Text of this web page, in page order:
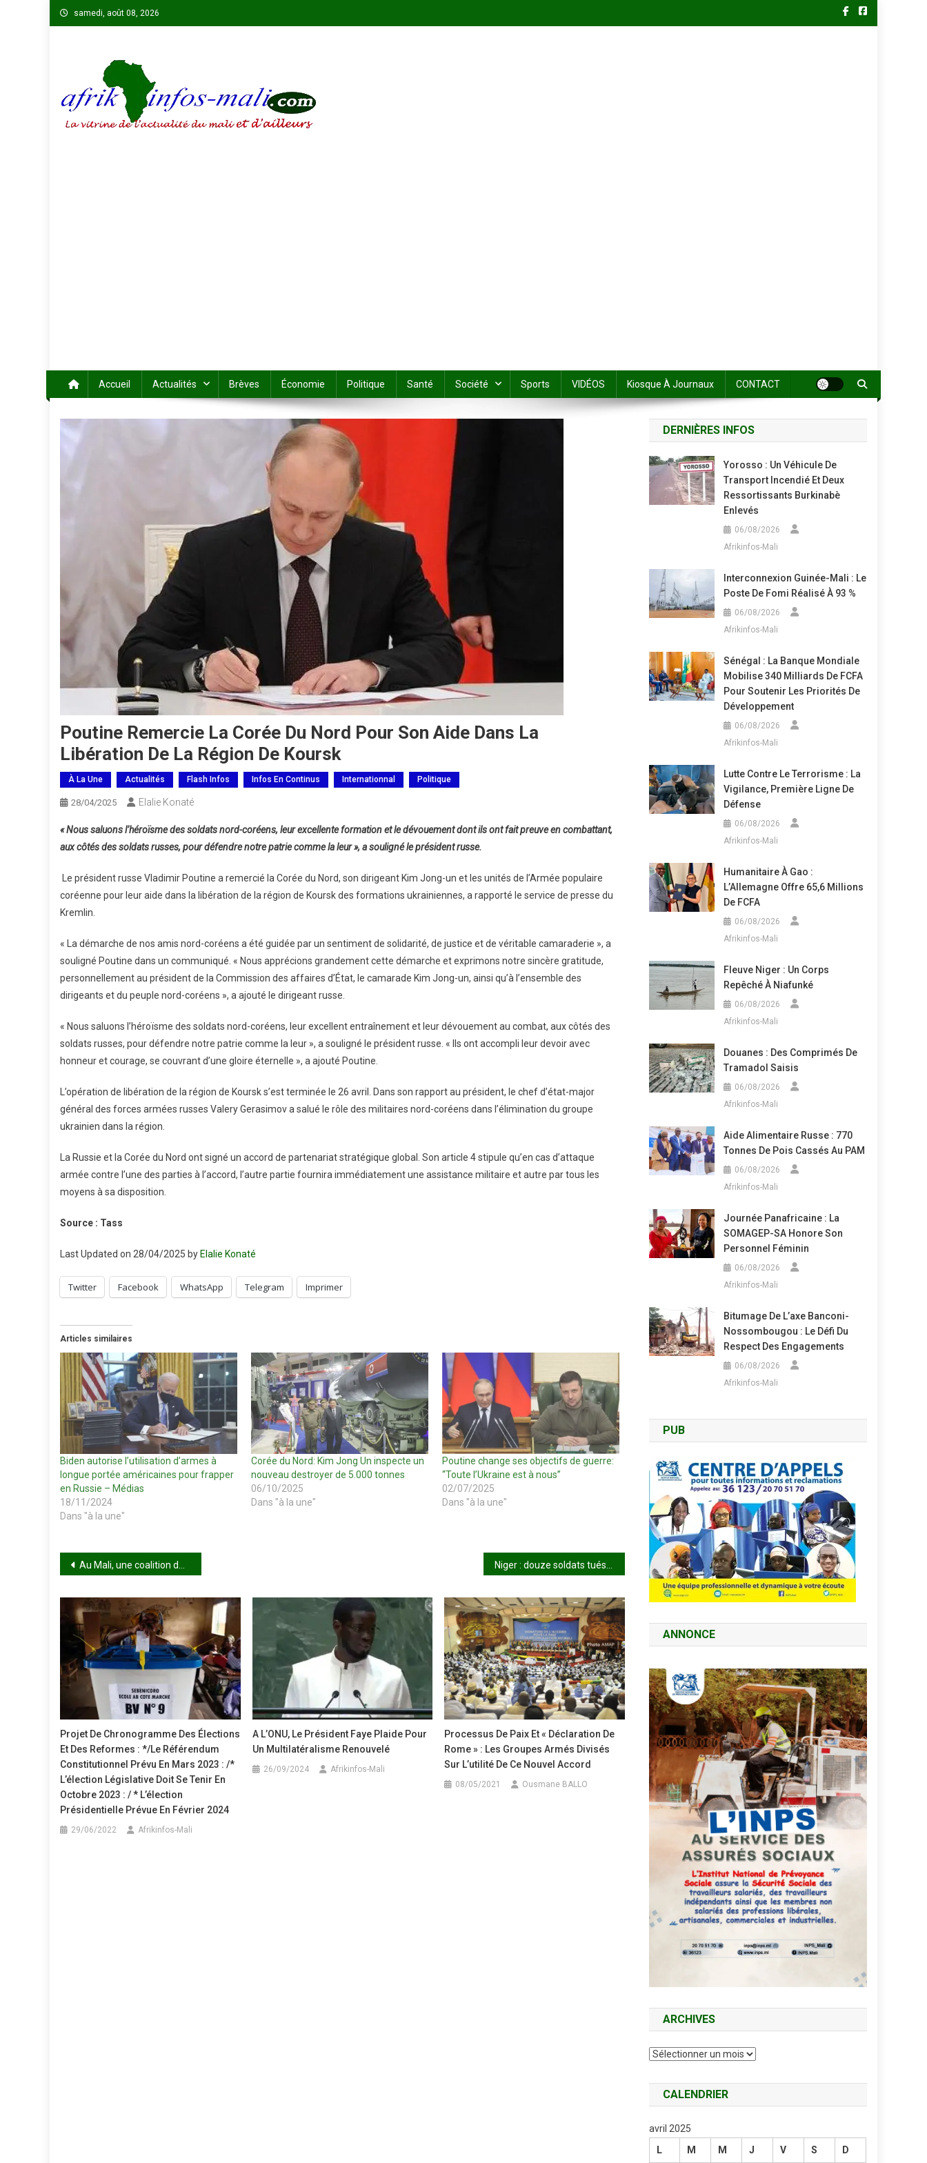
Skip
to
samedi, août 08, 2026
Accueil Actualités Brèves Économie Politique Santé Société Sports VIDÉOS Kiosque À Journaux CONTACT
Poutine Remercie La Corée Du Nord Pour Son Aide Dans La
Libération De La Région De Koursk
À La Une Actualités Flash Infos Infos En Continus Internationnal Politique
28/04/2025 Elalie Konaté
« Nous saluons l’héroïsme des soldats nord-coréens, leur excellente formation et le dévouement dont ils ont fait preuve en combattant,
aux côtés des soldats russes, pour défendre notre patrie comme la leur », a souligné le président russe.
Le président russe Vladimir Poutine a remercié la Corée du Nord, son dirigeant Kim Jong-un et les unités de l’Armée populaire
coréenne pour leur aide dans la libération de la région de Koursk des formations ukrainiennes, a rapporté le service de presse du
Kremlin.
« La démarche de nos amis nord-coréens a été guidée par un sentiment de solidarité, de justice et de véritable camaraderie », a
souligné Poutine dans un communiqué. « Nous apprécions grandement cette démarche et exprimons notre sincère gratitude,
personnellement au président de la Commission des affaires d’État, le camarade Kim Jong-un, ainsi qu’à l’ensemble des
dirigeants et du peuple nord-coréens », a ajouté le dirigeant russe.
« Nous saluons l’héroïsme des soldats nord-coréens, leur excellent entraînement et leur dévouement au combat, aux côtés des
soldats russes, pour défendre notre patrie comme la leur », a souligné le président russe. « Ils ont accompli leur devoir avec
honneur et courage, se couvrant d’une gloire éternelle », a ajouté Poutine.
L’opération de libération de la région de Koursk s’est terminée le 26 avril. Dans son rapport au président, le chef d’état-major
général des forces armées russes Valery Gerasimov a salué le rôle des militaires nord-coréens dans l’élimination du groupe
ukrainien dans la région.
La Russie et la Corée du Nord ont signé un accord de partenariat stratégique global. Son article 4 stipule qu’en cas d’attaque
armée contre l’une des parties à l’accord, l’autre partie fournira immédiatement une assistance militaire et autre par tous les
moyens à sa disposition.
Source : Tass
Last Updated on 28/04/2025 by Elalie Konaté
Twitter Facebook WhatsApp Telegram Imprimer
Articles similaires
Biden autorise l’utilisation d’armes à
longue portée américaines pour frapper
en Russie – Médias
18/11/2024
Dans "à la une"
Corée du Nord: Kim Jong Un inspecte un
nouveau destroyer de 5.000 tonnes
06/10/2025
Dans "à la une"
Poutine change ses objectifs de guerre:
“Toute l’Ukraine est à nous”
02/07/2025
Dans "à la une"
Navigation
de
l’article
Au Mali, une coalition de partis vent debout contre une éventuelle dissolution des partis politiques
Projet De Chronogramme Des Élections
Et Des Reformes : */Le Référendum
Constitutionnel Prévu En Mars 2023 : /*
L’élection Législative Doit Se Tenir En
Octobre 2023 : / * L’élection
Présidentielle Prévue En Février 2024
29/06/2022 Afrikinfos-Mali
A L’ONU, Le Président Faye Plaide Pour
Un Multilatéralisme Renouvelé
26/09/2024 Afrikinfos-Mali
Processus De Paix Et « Déclaration De
Rome » : Les Groupes Armés Divisés
Sur L’utilité De Ce Nouvel Accord
08/05/2021 Ousmane BALLO
DERNIÈRES INFOS
Yorosso : Un Véhicule De
Transport Incendié Et Deux
Ressortissants Burkinabè
Enlevés
06/08/2026
Afrikinfos-Mali
Interconnexion Guinée-Mali : Le
Poste De Fomi Réalisé À 93 %
06/08/2026
Afrikinfos-Mali
Sénégal : La Banque Mondiale
Mobilise 340 Milliards De FCFA
Pour Soutenir Les Priorités De
Développement
06/08/2026
Afrikinfos-Mali
Lutte Contre Le Terrorisme : La
Vigilance, Première Ligne De
Défense
06/08/2026
Afrikinfos-Mali
Humanitaire À Gao :
L’Allemagne Offre 65,6 Millions
De FCFA
06/08/2026
Afrikinfos-Mali
Fleuve Niger : Un Corps
Repêché À Niafunké
06/08/2026
Afrikinfos-Mali
Douanes : Des Comprimés De
Tramadol Saisis
06/08/2026
Afrikinfos-Mali
Aide Alimentaire Russe : 770
Tonnes De Pois Cassés Au PAM
06/08/2026
Afrikinfos-Mali
Journée Panafricaine : La
SOMAGEP-SA Honore Son
Personnel Féminin
06/08/2026
Afrikinfos-Mali
Bitumage De L’axe Banconi-
Nossombougou : Le Défi Du
Respect Des Engagements
06/08/2026
Afrikinfos-Mali
PUB
ANNONCE
ARCHIVES
Archives
CALENDRIER
avril 2025
L
M M J V S D